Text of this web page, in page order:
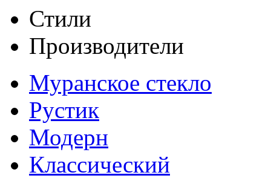
Стили
Производители
Муранское стекло
Рустик
Модерн
Классический